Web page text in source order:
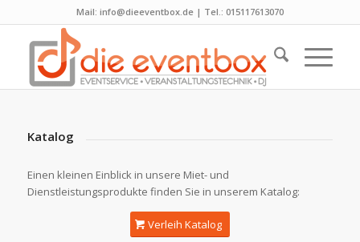
Mail: info@dieeventbox.de | Tel.: 015117613070
Katalog
Einen kleinen Einblick in unsere Miet- und
Dienstleistungsprodukte finden Sie in unserem Katalog:
Verleih Katalog